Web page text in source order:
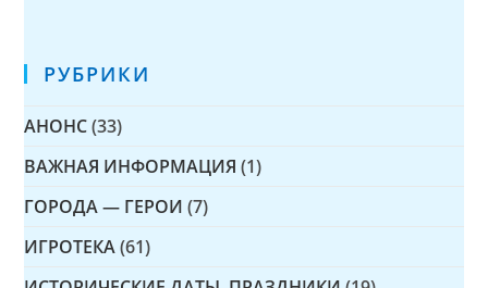
РУБРИКИ
АНОНС (33)
ВАЖНАЯ ИНФОРМАЦИЯ (1)
ГОРОДА — ГЕРОИ (7)
ИГРОТЕКА (61)